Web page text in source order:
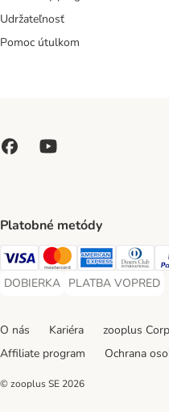
Udržateľnosť
Pomoc útulkom
Platobné metódy
Visa Payment Method
Mastercard Payment
AmericanDiners
DOBIERKA
DOBIERKA Payment Method
PLATBA VOPRED
PLATBA VOPRED
O nás Kariéra zooplus
Affiliate program
Ochrana
© zooplus SE 2026